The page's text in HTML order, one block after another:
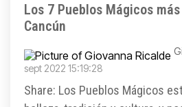
Los 7 Pueblos Mágicos
Cancún
sept 2022 15:19:28
Share: Los Pueblos Mágicos